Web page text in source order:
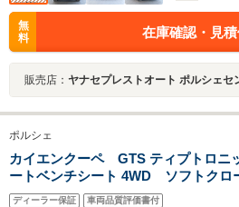
無
料
在庫確認・見
販売店： ヤナセプレストオート ポルシェセンター福
ポルシェ
カイエンクーペ GTS ティプトロニ
ートベンチシート 4WD ソフトクロ
ンPKG
ディーラー保証 車両品質評価書付